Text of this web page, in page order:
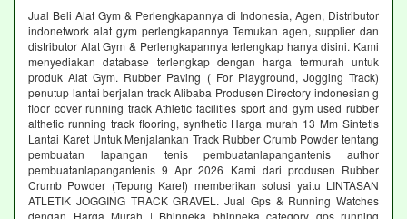
Jual Beli Alat Gym & Perlengkapannya di Indonesia, Agen, Distributor
indonetwork alat gym perlengkapannya Temukan agen, supplier dan
distributor Alat Gym & Perlengkapannya terlengkap hanya disini. Kami
menyediakan database terlengkap dengan harga termurah untuk
produk Alat Gym. Rubber Paving ( For Playground, Jogging Track)
penutup lantai berjalan track Alibaba Produsen Directory indonesian g
floor cover running track Athletic facilities sport and gym used rubber
althetic running track flooring, synthetic Harga murah 13 Mm Sintetis
Lantai Karet Untuk Menjalankan Track Rubber Crumb Powder tentang
pembuatan lapangan tenis pembuatanlapangantenis author
pembuatanlapangantenis 9 Apr 2026 Kami dari produsen Rubber
Crumb Powder (Tepung Karet) memberikan solusi yaitu LINTASAN
ATLETIK JOGGING TRACK GRAVEL. Jual Gps & Running Watches